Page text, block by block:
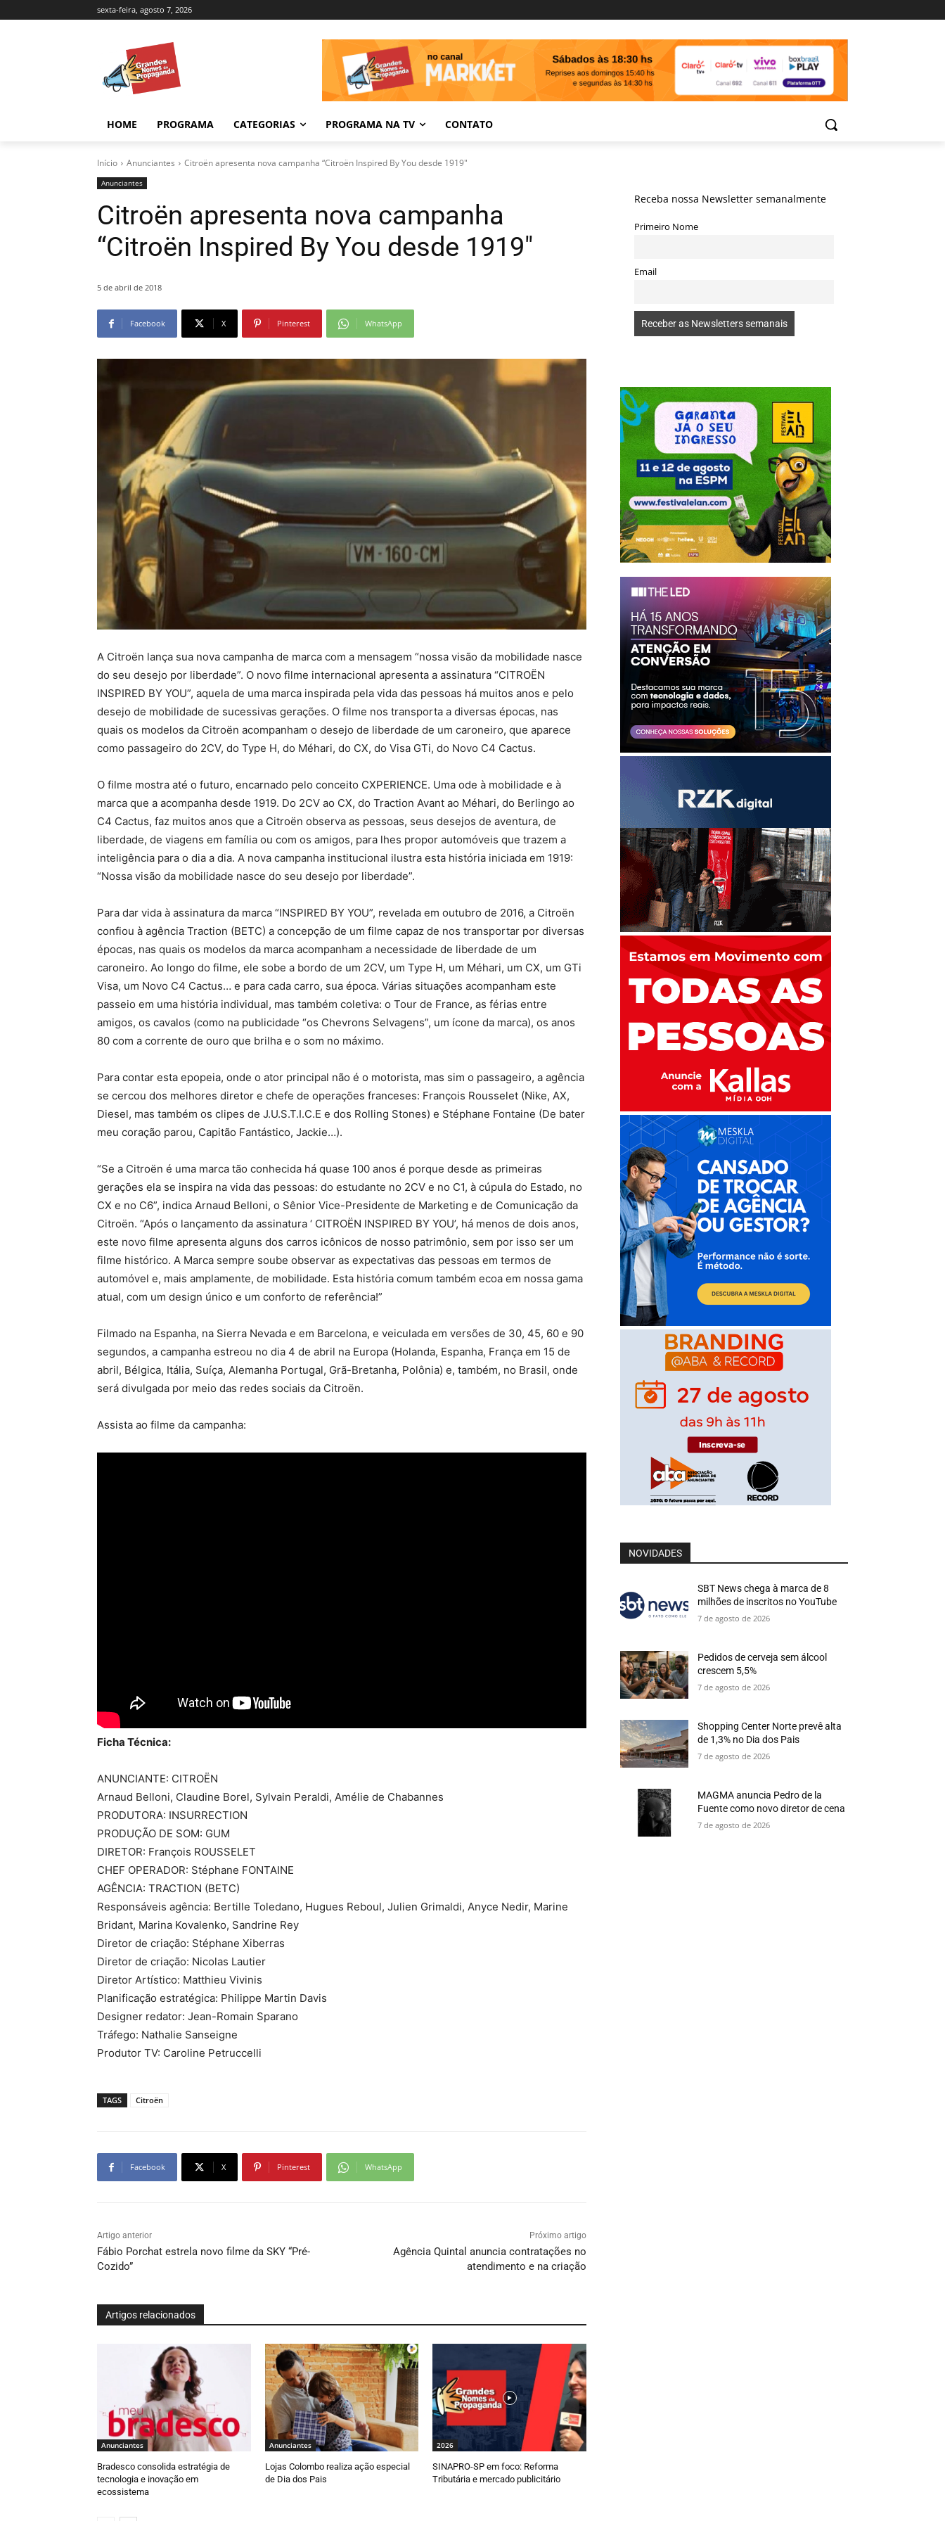
sexta-feira, agosto 7, 2026
HOME PROGRAMA CATEGORIAS PROGRAMA NA TV CONTATO
Início Anunciantes Citroën apresenta nova campanha “Citroën Inspired By You desde 1919"
Anunciantes
Citroën apresenta nova campanha
“Citroën Inspired By You desde 1919″
5 de abril de 2018
Facebook X Pinterest WhatsApp
A Citroën lança sua nova campanha de marca com a mensagem “nossa visão da mobilidade nasce
do seu desejo por liberdade”. O novo filme internacional apresenta a assinatura “CITROËN
INSPIRED BY YOU”, aquela de uma marca inspirada pela vida das pessoas há muitos anos e pelo
desejo de mobilidade de sucessivas gerações. O filme nos transporta a diversas épocas, nas
quais os modelos da Citroën acompanham o desejo de liberdade de um caroneiro, que aparece
como passageiro do 2CV, do Type H, do Méhari, do CX, do Visa GTi, do Novo C4 Cactus.
O filme mostra até o futuro, encarnado pelo conceito CXPERIENCE. Uma ode à mobilidade e à
marca que a acompanha desde 1919. Do 2CV ao CX, do Traction Avant ao Méhari, do Berlingo ao
C4 Cactus, faz muitos anos que a Citroën observa as pessoas, seus desejos de aventura, de
liberdade, de viagens em família ou com os amigos, para lhes propor automóveis que trazem a
inteligência para o dia a dia. A nova campanha institucional ilustra esta história iniciada em 1919:
“Nossa visão da mobilidade nasce do seu desejo por liberdade”.
Para dar vida à assinatura da marca “INSPIRED BY YOU”, revelada em outubro de 2016, a Citroën
confiou à agência Traction (BETC) a concepção de um filme capaz de nos transportar por diversas
épocas, nas quais os modelos da marca acompanham a necessidade de liberdade de um
caroneiro. Ao longo do filme, ele sobe a bordo de um 2CV, um Type H, um Méhari, um CX, um GTi
Visa, um Novo C4 Cactus… e para cada carro, sua época. Várias situações acompanham este
passeio em uma história individual, mas também coletiva: o Tour de France, as férias entre
amigos, os cavalos (como na publicidade “os Chevrons Selvagens”, um ícone da marca), os anos
80 com a corrente de ouro que brilha e o som no máximo.
Para contar esta epopeia, onde o ator principal não é o motorista, mas sim o passageiro, a agência
se cercou dos melhores diretor e chefe de operações franceses: François Rousselet (Nike, AX,
Diesel, mas também os clipes de J.U.S.T.I.C.E e dos Rolling Stones) e Stéphane Fontaine (De bater
meu coração parou, Capitão Fantástico, Jackie…).
“Se a Citroën é uma marca tão conhecida há quase 100 anos é porque desde as primeiras
gerações ela se inspira na vida das pessoas: do estudante no 2CV e no C1, à cúpula do Estado, no
CX e no C6”, indica Arnaud Belloni, o Sênior Vice-Presidente de Marketing e de Comunicação da
Citroën. “Após o lançamento da assinatura ‘ CITROËN INSPIRED BY YOU’, há menos de dois anos,
este novo filme apresenta alguns dos carros icônicos de nosso patrimônio, sem por isso ser um
filme histórico. A Marca sempre soube observar as expectativas das pessoas em termos de
automóvel e, mais amplamente, de mobilidade. Esta história comum também ecoa em nossa gama
atual, com um design único e um conforto de referência!”
Filmado na Espanha, na Sierra Nevada e em Barcelona, ​​e veiculada em versões de 30, 45, 60 e 90
segundos, a campanha estreou no dia 4 de abril na Europa (Holanda, Espanha, França em 15 de
abril, Bélgica, Itália, Suíça, Alemanha Portugal, Grã-Bretanha, Polônia) e, também, no Brasil, onde
será divulgada por meio das redes sociais da Citroën.
Assista ao filme da campanha:
Ficha Técnica:
ANUNCIANTE: CITROËN
Arnaud Belloni, Claudine Borel, Sylvain Peraldi, Amélie de Chabannes
PRODUTORA: INSURRECTION
PRODUÇÃO DE SOM: GUM
DIRETOR: François ROUSSELET
CHEF OPERADOR: Stéphane FONTAINE
AGÊNCIA: TRACTION (BETC)
Responsáveis agência: Bertille Toledano, Hugues Reboul, Julien Grimaldi, Anyce Nedir, Marine
Bridant, Marina Kovalenko, Sandrine Rey
Diretor de criação: Stéphane Xiberras
Diretor de criação: Nicolas Lautier
Diretor Artístico: Matthieu Vivinis
Planificação estratégica: Philippe Martin Davis
Designer redator: Jean-Romain Sparano
Tráfego: Nathalie Sanseigne
Produtor TV: Caroline Petruccelli
TAGS Citroën
Facebook X Pinterest WhatsApp
Artigo anterior
Fábio Porchat estrela novo filme da SKY “Pré-
Cozido”
Próximo artigo
Agência Quintal anuncia contratações no
atendimento e na criação
Artigos relacionados
Anunciantes
Bradesco consolida estratégia de
tecnologia e inovação em
ecossistema
Anunciantes
Lojas Colombo realiza ação especial
de Dia dos Pais
2026
SINAPRO-SP em foco: Reforma
Tributária e mercado publicitário
Receba nossa Newsletter semanalmente
Primeiro Nome
Email
NOVIDADES
SBT News chega à marca de 8
milhões de inscritos no YouTube
7 de agosto de 2026
Pedidos de cerveja sem álcool
crescem 5,5%
7 de agosto de 2026
Shopping Center Norte prevê alta
de 1,3% no Dia dos Pais
7 de agosto de 2026
MAGMA anuncia Pedro de la
Fuente como novo diretor de cena
7 de agosto de 2026